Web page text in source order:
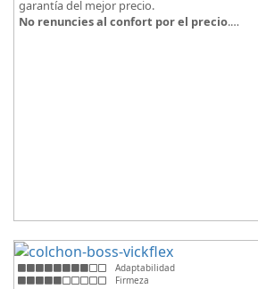
garantía del mejor precio.
No renuncies al confort por el precio.
núcleo firme y
con su material viscoelástico ViscoPlume
Adaptabilidad
Firmeza